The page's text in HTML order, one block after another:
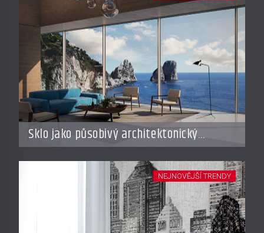
Sklo jako působivý architektonický
materiál
NEJNOVĚJŠÍ TRENDY